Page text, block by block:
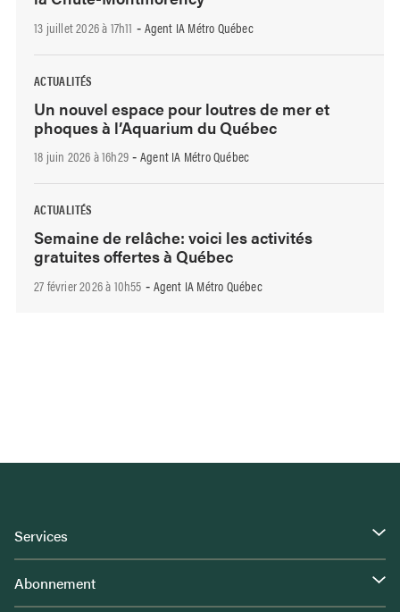
13 juillet 2026 à 17h11 - Agent IA Métro Québec
ACTUALITÉS
Un nouvel espace pour loutres de mer et
phoques à l’Aquarium du Québec
18 juin 2026 à 16h29 - Agent IA Métro Québec
ACTUALITÉS
Semaine de relâche: voici les activités
gratuites offertes à Québec
27 février 2026 à 10h55 - Agent IA Métro Québec
Services
Abonnement